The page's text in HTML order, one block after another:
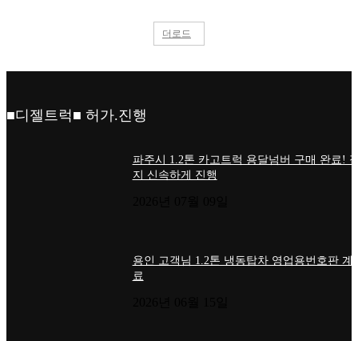
더로드
■디젤트럭■ 허가.진행
파주시 1.2톤 카고트럭 용달넘버 구매 완료!
지 신속하게 진행
용인 고객님 1.2톤 냉동탑차 영업용번호판 계
료